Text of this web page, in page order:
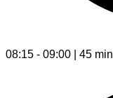
08:15 - 09:00 | 45 min